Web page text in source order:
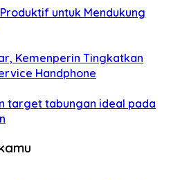
untuk Mendukung
Kemenperin Tingkatkan
Handphone
target tabungan ideal pada